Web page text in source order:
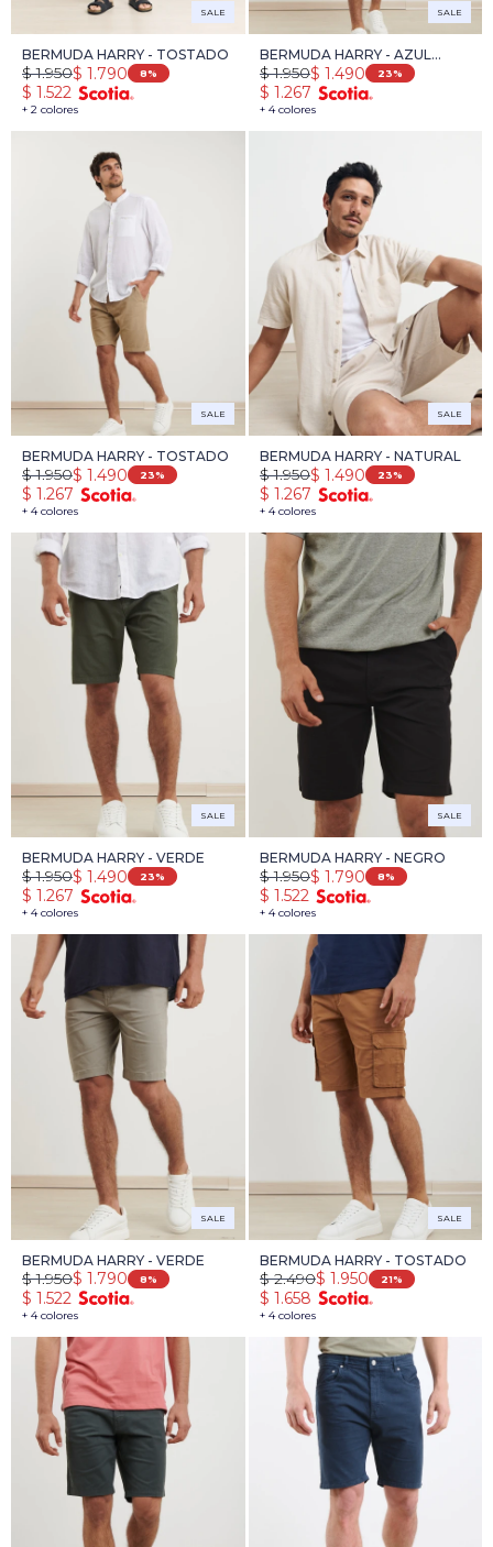
SALE
BERMUDA HARRY - TOSTADO
+ 2 colores
$ 1.790
$ 1.950 8
$ 1.522
SALE
BERMUDA HARRY - AZUL
PIEDRA
+ 4 colores
$ 1.490
$ 1.950 23
$ 1.267
SALE
BERMUDA HARRY - TOSTADO
+ 4 colores
$ 1.490
$ 1.950 23
$ 1.267
SALE
BERMUDA HARRY - NATURAL
+ 4 colores
$ 1.490
$ 1.950 23
$ 1.267
SALE
BERMUDA HARRY - VERDE
+ 4 colores
$ 1.490
$ 1.950 23
$ 1.267
SALE
BERMUDA HARRY - NEGRO
+ 4 colores
$ 1.790
$ 1.950 8
$ 1.522
SALE
BERMUDA HARRY - VERDE
+ 4 colores
$ 1.790
$ 1.950 8
$ 1.522
SALE
BERMUDA HARRY - TOSTADO
+ 4 colores
$ 1.950
$ 2.490 21
$ 1.658